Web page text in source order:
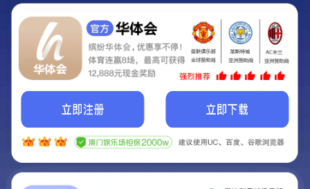
Hey Guys!
我们即将上线啦...
我们的网站正在建设.
它将是非常棒的网站.